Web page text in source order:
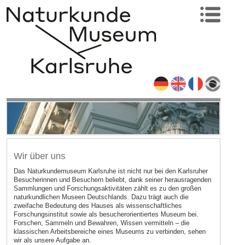
Wir über uns
Das Naturkundemuseum Karlsruhe ist nicht nur bei den Karlsruher
Besucherinnen und Besuchern beliebt, dank seiner herausragenden
Sammlungen und Forschungsaktivitäten zählt es zu den großen
naturkundlichen Museen Deutschlands. Dazu trägt auch die
zweifache Bedeutung des Hauses als wissenschaftliches
Forschungsinstitut sowie als besucherorientiertes Museum bei.
Forschen, Sammeln und Bewahren, Wissen vermitteln – die
klassischen Arbeitsbereiche eines Museums zu verbinden, sehen
wir als unsere Aufgabe an.